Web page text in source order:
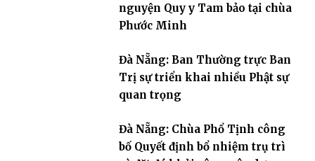
nguyện Quy y Tam bảo tại chùa
Phước Minh
Đà Nẵng: Ban Thường trực Ban
Trị sự triển khai nhiều Phật sự
quan trọng
Đà Nẵng: Chùa Phổ Tịnh công
bố Quyết định bổ nhiệm trụ trì